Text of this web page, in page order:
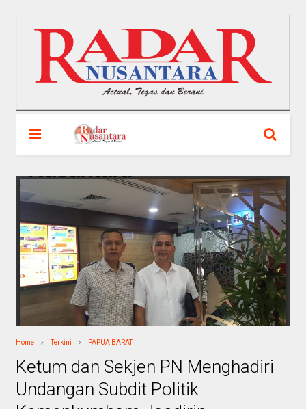
Home Terkini PAPUA BARAT
Ketum dan Sekjen PN Menghadiri
Undangan Subdit Politik